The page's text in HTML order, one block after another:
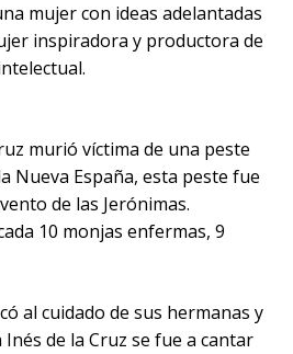
mujer con ideas adelantadas
inspiradora y productora de
murió víctima de una peste
Nueva España, esta peste fue
de las Jerónimas.
10 monjas enfermas, 9
al cuidado de sus hermanas y
de la Cruz se fue a cantar